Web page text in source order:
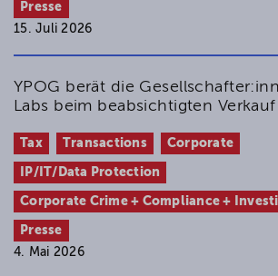
Presse
15. Juli 2026
YPOG berät die
Labs beim beabsichtigten Verkauf
Tax Transactions Corporate
IP/IT/Data Protection
Corporate Crime + Compliance +
Presse
4. Mai 2026